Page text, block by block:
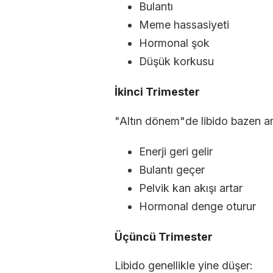
Bulantı
Meme hassasiyeti
Hormonal şok
Düşük korkusu
İkinci Trimester
"Altın dönem"de libido bazen
Enerji geri gelir
Bulantı geçer
Pelvik kan akışı artar
Hormonal denge oturur
Üçüncü Trimester
Libido genellikle yine düşer: